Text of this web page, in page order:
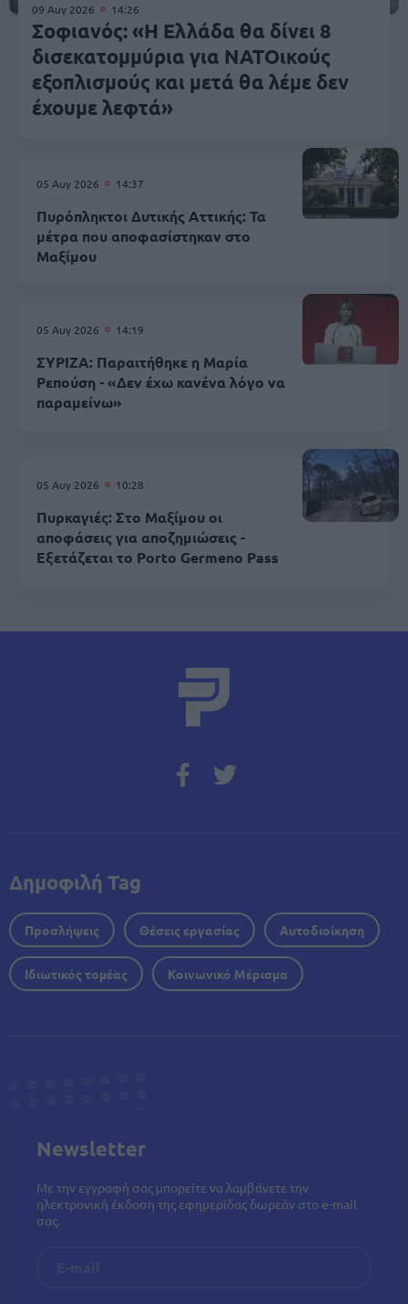
09 Αυγ 2026 14:26
Σοφιανός: «Η Ελλάδα θα δίνει 8
δισεκατομμύρια για ΝΑΤΟικούς
εξοπλισμούς και μετά θα λέμε δεν
έχουμε λεφτά»
05 Αυγ 2026 14:37
Πυρόπληκτοι Δυτικής Αττικής: Τα
μέτρα που αποφασίστηκαν στο
Μαξίμου
05 Αυγ 2026 14:19
ΣΥΡΙΖΑ: Παραιτήθηκε η Μαρία
Ρεπούση - «Δεν έχω κανένα λόγο να
παραμείνω»
05 Αυγ 2026 10:28
Πυρκαγιές: Στο Μαξίμου οι
αποφάσεις για αποζημιώσεις -
Εξετάζεται το Porto Germeno Pass
Δημοφιλή Tag
Προσλήψεις Θέσεις εργασίας Αυτοδιοίκηση
Ιδιωτικός τομέας Κοινωνικό Μέρισμα
Newsletter
Με την εγγραφή σας μπορείτε να λαμβάνετε την
ηλεκτρονική έκδοση της εφημερίδας δωρεάν στο e-mail
σας.